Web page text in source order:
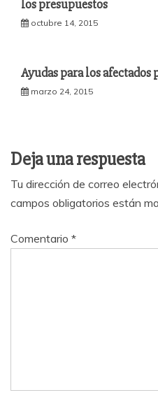
los presupuestos
octubre 14, 2015
Ayudas para los
marzo 24, 2015
Deja una respuesta
Tu dirección de correo
campos obligatorios están
Comentario *